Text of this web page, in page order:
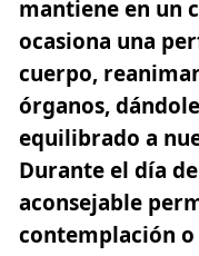
mantiene en un
ocasiona una
cuerpo,
órganos,
equilibrado a
Durante el día
aconsejable
contemplación